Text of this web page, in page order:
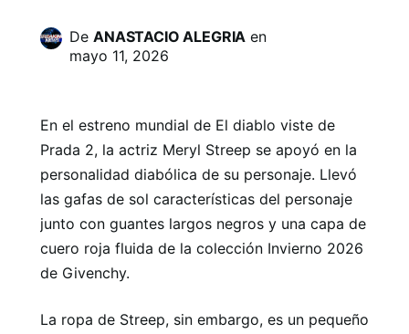
De ANASTACIO ALEGRIA en
mayo 11, 2026
En el estreno mundial de El diablo viste de
Prada 2, la actriz Meryl Streep se apoyó en la
personalidad diabólica de su personaje. Llevó
las gafas de sol características del personaje
junto con guantes largos negros y una capa de
cuero roja fluida de la colección Invierno 2026
de Givenchy.
La ropa de Streep, sin embargo, es un pequeño